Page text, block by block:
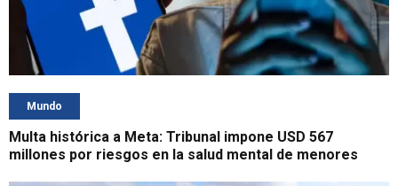
Mundo
Multa histórica a Meta: Tribunal impone USD 567
millones por riesgos en la salud mental de menores